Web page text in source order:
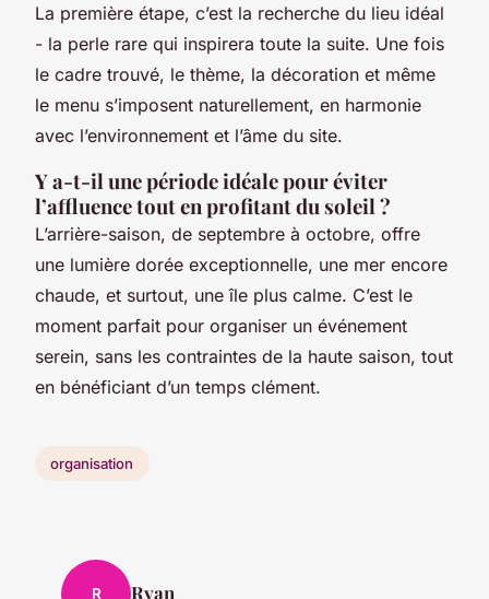
La première étape, c’est la recherche du lieu idéal
- la perle rare qui inspirera toute la suite. Une fois
le cadre trouvé, le thème, la décoration et même
le menu s’imposent naturellement, en harmonie
avec l’environnement et l’âme du site.
Y a-t-il une période idéale pour éviter
l’affluence tout en profitant du soleil ?
L’arrière-saison, de septembre à octobre, offre
une lumière dorée exceptionnelle, une mer encore
chaude, et surtout, une île plus calme. C’est le
moment parfait pour organiser un événement
serein, sans les contraintes de la haute saison, tout
en bénéficiant d’un temps clément.
organisation
R Ryan